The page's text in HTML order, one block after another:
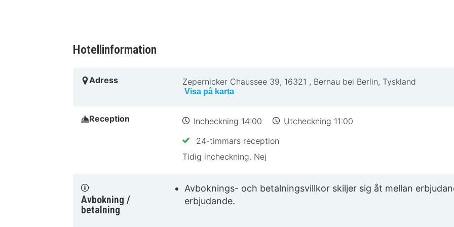
Hotellinformation
Adress Zepernicker Chaussee 39, 16321 , Bernau bei Berlin, Tyskland
Visa på karta
Reception Incheckning 14:00
Utcheckning 11:00
24-timmars reception
Tidig incheckning. Nej
Avbokning /
betalning
Avboknings- och betalningsvillkor skiljer sig åt mellan
erbjudande.